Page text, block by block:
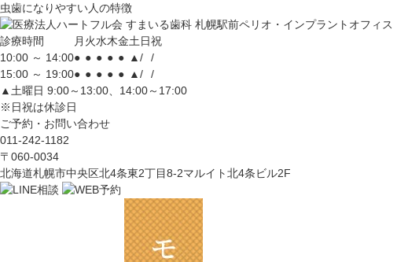
虫歯になりやすい人の特徴
診療時間 月 火水木金土日祝
10:00 ～ 14:00● ● ● ● ● ▲/
/
15:00 ～ 19:00● ● ● ● ● ▲/
/
▲土曜日 9:00～13:00、14:00～17:00
※日祝は休診日
ご予約・お問い合わせ
011-242-1182
〒060-0034
北海道札幌市中央区北4条東2丁目8-2マルイト北4条ビル2F